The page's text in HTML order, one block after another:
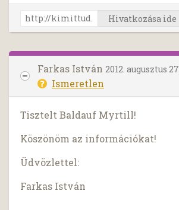
Hivatkozása ide
Farkas István 2012. augusztus 27.
Ismeretlen
Tisztelt Baldauf Myrtill!
Köszönöm az információkat!
Üdvözlettel:
Farkas István